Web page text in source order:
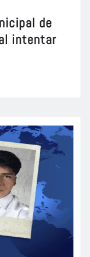
de
intentar